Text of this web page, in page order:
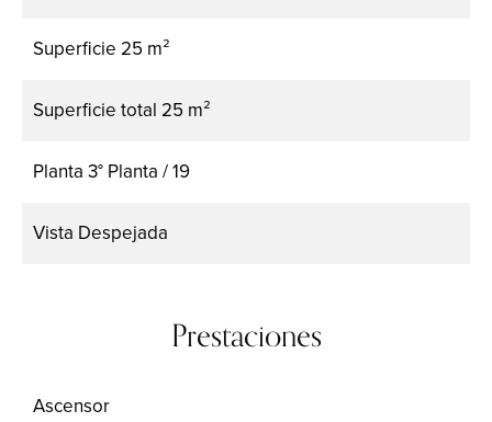
Superficie 25 m²
Superficie total 25 m²
Planta 3° Planta / 19
Vista Despejada
Prestaciones
Ascensor